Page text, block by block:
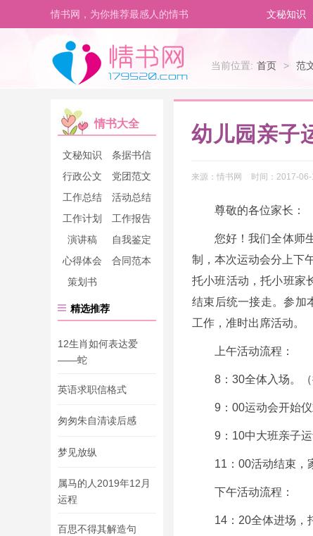
情书网，为你推荐最感人的情书 文秘知识
当前位置: 首页 > 范
情书大全
文秘知识
条据书信
行政公文
党团范文
工作总结
活动总结
工作计划
工作报告
演讲稿
自我鉴定
心得体会
合同范本
策划书
精选推荐
12生肖如何表达爱
——蛇
英语求职信格式
匆匆朱自清读后感
梦见放纵
属马的人2019年12月
运程
百思不得其解造句
幼儿园亲子
来源： 情书网 时间： 2017-
尊敬的各位家长：
您好！我们全体师
制，本次运动会分上下
托小班活动，托小班家
结束后统一接走。参加
工作，准时出席活动。
上午活动流程：
8：30全体入场。（
9：00运动会开始仪
9：10中大班亲子
11：00活动结束，
下午活动流程：
14：20全体进场，